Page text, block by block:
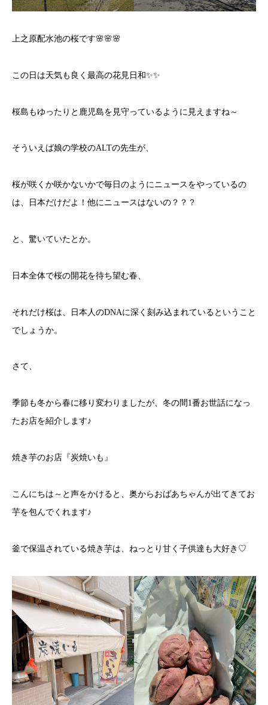
上之原配水池の桜です🌸🌸🌸
この日は天気も良く最高の花見日和✨✨
桜島もゆったりと鹿児島を見守っているように見えますね～
そういえば娘の学校のALTの先生が、
桜が咲くか咲かないかで毎日のようにニュースをやっているの
は、日本だけだよ！他にニュースはないの？？？
と、驚いていたとか。
日本全体で桜の開花を待ち望む春、
それだけ桜は、日本人のDNAに深く刻み込まれているということ
でしょうか。
さて、
季節も冬から春に移り変わりましたが、冬の間1番お世話になっ
たお店を紹介します♪
焼き芋のお店『炭焼いも』
こんにちは～と声をかけると、奥からおばあちゃんが出てきてお
芋を包んでくれます♪
釜で保温されている焼き芋は、ねっとり甘く子供達も大好き♡